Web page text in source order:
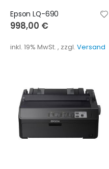
Epson LQ-690
998,00 €
inkl. 19% MwSt. , zzgl. Versand